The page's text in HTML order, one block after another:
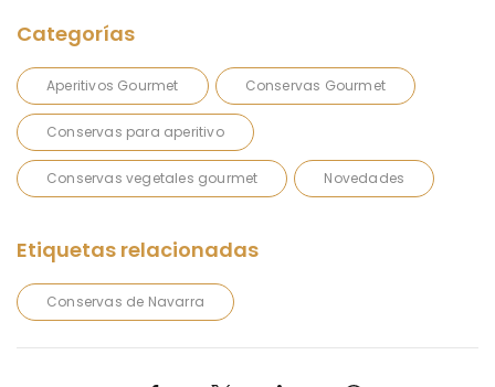
Aperitivos Gourmet Conservas Gourmet
Conservas para aperitivo
Conservas vegetales gourmet Novedades
Conservas de Navarra